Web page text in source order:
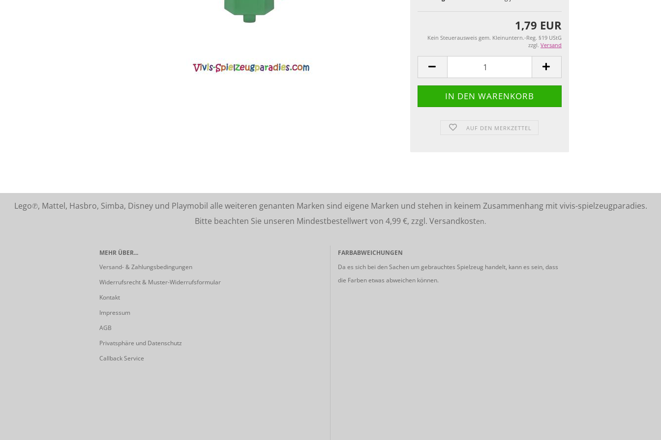
1,79 EUR
Kein Steuerausweis gem. Kleinuntern.-Reg. §19 UStG
zzgl. Versand
AUF DEN MERKZETTEL
Lego℗, Mattel, Hasbro, Simba, Disney und Playmobil alle weiteren genanten Marken sind eigene Marken und stehen in keinem Zusammenhang mit vivis-spielzeugparadies.
Bitte beachten Sie unseren Mindestbestellwert von 4,99 €, zzgl. Versandkosten.
MEHR ÜBER...
Versand- & Zahlungsbedingungen
Widerrufsrecht & Muster-Widerrufsformular
Kontakt
Impressum
AGB
Privatsphäre und Datenschutz
Callback Service
FARBABWEICHUNGEN
Da es sich bei den Sachen um gebrauchtes Spielzeug handelt, kann es sein, dass
die Farben etwas abweichen können.